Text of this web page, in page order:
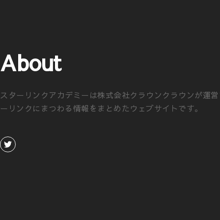
About
スターリンクアカデミーは株式会社クラウンクラウンが運
ーリンクにまつわる情報をまとめたウェブサイトです。